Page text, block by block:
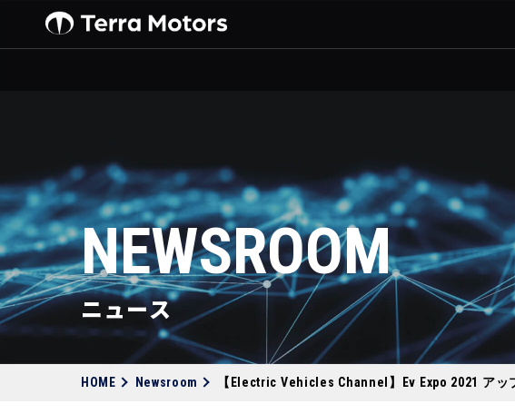
NEWSROOM
ニュース
HOME Newsroom 【Electric Vehicles Channel】Ev Expo 2021 ア